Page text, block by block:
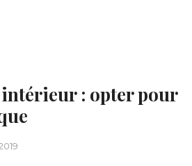
intérieur : opter pour